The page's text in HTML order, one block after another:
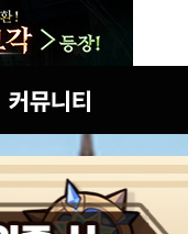
자유게시판
공략&TIP
이미지게시판